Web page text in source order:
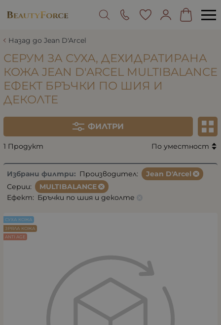
Назад до Jean D'Arcel
СЕРУМ ЗА СУХА, ДЕХИДРАТИРАНА
КОЖА JEAN D'ARCEL MULTIBALANCE
ЕФЕКТ БРЪЧКИ ПО ШИЯ И
ДЕКОЛТЕ
ФИЛТРИ
1 Продукт По уместност
Избрани филтри: Производител:
Jean D'Arcel
Серии:
MULTIBALANCE
Ефект: Бръчки по шия и деколте
СУХА КОЖА
ЗРЯЛА КОЖА
ANTI AGE